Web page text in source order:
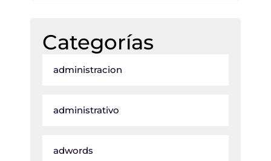
Categorías
administracion
administrativo
adwords